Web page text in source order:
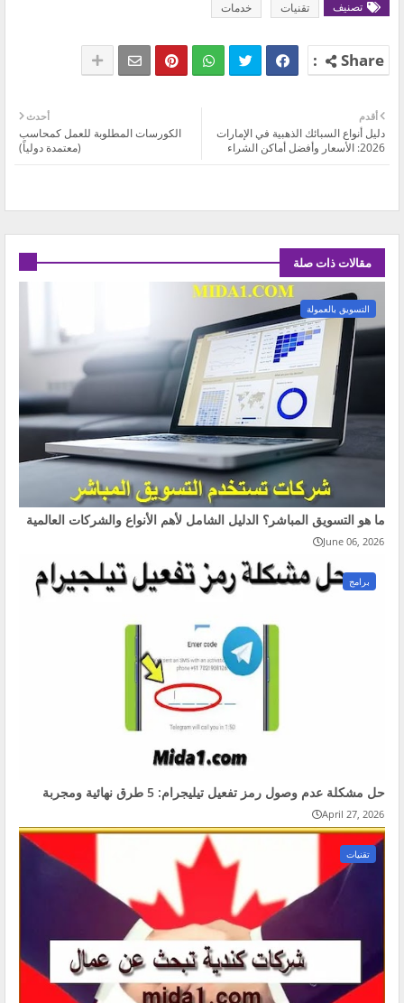
تصنيف تقنيات خدمات
أحدث
الكورسات المطلوبة للعمل كمحاسب
(معتمدة دولياً)
أقدم
دليل أنواع السبائك الذهبية في الإمارات
2026: الأسعار وأفضل أماكن الشراء
مقالات ذات صلة
التسويق بالعمولة
ما هو التسويق المباشر؟ الدليل الشامل لأهم الأنواع والشركات العالمية
June 06, 2026
برامج
حل مشكلة عدم وصول رمز تفعيل تيليجرام: 5 طرق نهائية ومجربة
April 27, 2026
تقنيات